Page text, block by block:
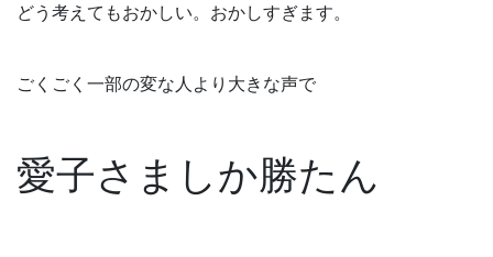
どう考えてもおかしい。おかしすぎます。
ごくごく一部の変な人より大きな声で
愛子さましか勝たん